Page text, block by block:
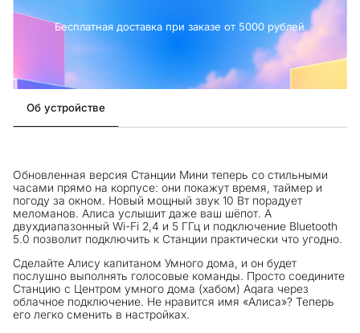
Бесплатная доставка при заказе от 5000 рублей
Об устройстве
Обновленная версия Станции Мини теперь со стильными
часами прямо на корпусе: они покажут время, таймер и
погоду за окном. Новый мощный звук 10 Вт порадует
меломанов. Алиса услышит даже ваш шёпот. А
двухдиапазонный Wi-Fi 2,4 и 5 ГГц и подключение Bluetooth
5.0 позволит подключить к Станции практически что угодно.
Сделайте Алису капитаном Умного дома, и он будет
послушно выполнять голосовые команды. Просто соедините
Станцию с Центром умного дома (хабом) Aqara через
облачное подключение. Не нравится имя «Алиса»? Теперь
его легко сменить в настройках.